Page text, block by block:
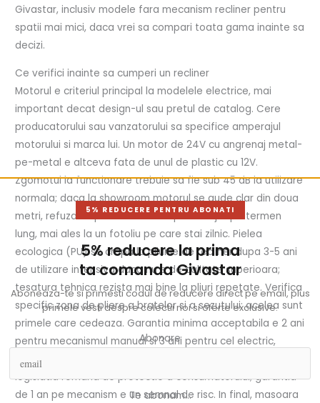
Givastar, inclusiv modele fara mecanism recliner pentru
spatii mai mici, daca vrei sa compari toata gama inainte sa
decizi.
Ce verifici inainte sa cumperi un recliner
Motorul e criteriul principal la modelele electrice, mai
important decat design-ul sau pretul de catalog. Cere
producatorului sau vanzatorului sa specifice amperajul
motorului si marca lui. Un motor de 24V cu angrenaj metal-
pe-metal e altceva fata de unul de plastic cu 12V.
Zgomotul la functionare trebuie sa fie sub 45 dB la utilizare
normala; daca la showroom motorul se aude clar din doua
metri, refuza. Tapiteria are un impact major pe termen
lung, mai ales la un fotoliu pe care stai zilnic. Pielea
ecologica (PU) se crapa la pliurile de recliner dupa 3-5 ani
de utilizare intensiva daca nu e de calitate superioara;
tesatura tehnica rezista mai bine la pliuri repetate. Verifica
specific zona de pliere a bratelor si a sezutului: acelea sunt
primele care cedeaza. Garantia minima acceptabila e 2 ani
pentru mecanismul manual si 3 ani pentru cel electric,
conform drepturilor de garantie legala prevazute de
legislatia romana de protectie a consumatorului; garantia
de 1 an pe mecanism e un semnal de risc. In final, masoara
5% REDUCERE PENTRU ABONATI
5% reducere la prima
ta comanda Givastar
Aboneaza-te si primesti codul de reducere direct pe email, plus
primele vesti despre colectii noi si oferte exclusive.
Abonare
Te abonam...